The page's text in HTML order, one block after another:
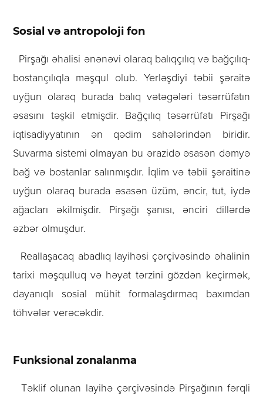
Sosial və antropoloji fon
Pirşağı əhalisi ənənəvi olaraq balıqçılıq və bağçılıq-
bostançılıqla məşqul olub. Yerləşdiyi təbii şəraitə
uyğun olaraq burada balıq vətəgələri təsərrüfatın
əsasını təşkil etmişdir. Bağçılıq təsərrüfatı Pirşağı
iqtisadiyyatının ən qədim sahələrindən biridir.
Suvarma sistemi olmayan bu ərazidə əsasən dəmyə
bağ və bostanlar salınmışdır. İqlim və təbii şəraitinə
uyğun olaraq burada əsasən üzüm, əncir, tut, iydə
ağacları əkilmişdir. Pirşağı şanısı, ənciri dillərdə
əzbər olmuşdur.
Reallaşacaq abadlıq layihəsi çərçivəsində əhalinin
tarixi məşqulluq və həyat tərzini gözdən keçirmək,
dayanıqlı sosial mühit formalaşdırmaq baxımdan
töhvələr verəcəkdir.
Funksional zonalanma
Təklif olunan layihə çərçivəsində Pirşağının fərqli